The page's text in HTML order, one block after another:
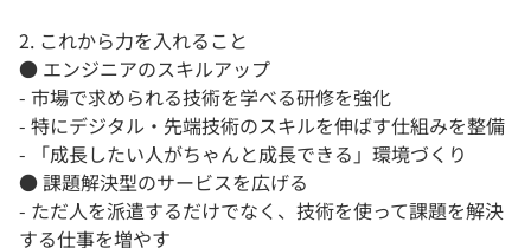
2. これから力を入れること
● エンジニアのスキルアップ
- 市場で求められる技術を学べる研修を強化
- 特にデジタル・先端技術のスキルを伸ばす仕組みを整備
- 「成長したい人がちゃんと成長できる」環境づくり
● 課題解決型のサービスを広げる
- ただ人を派遣するだけでなく、技術を使って課題を解決
する仕事を増やす